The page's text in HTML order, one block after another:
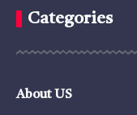
Categories
About US